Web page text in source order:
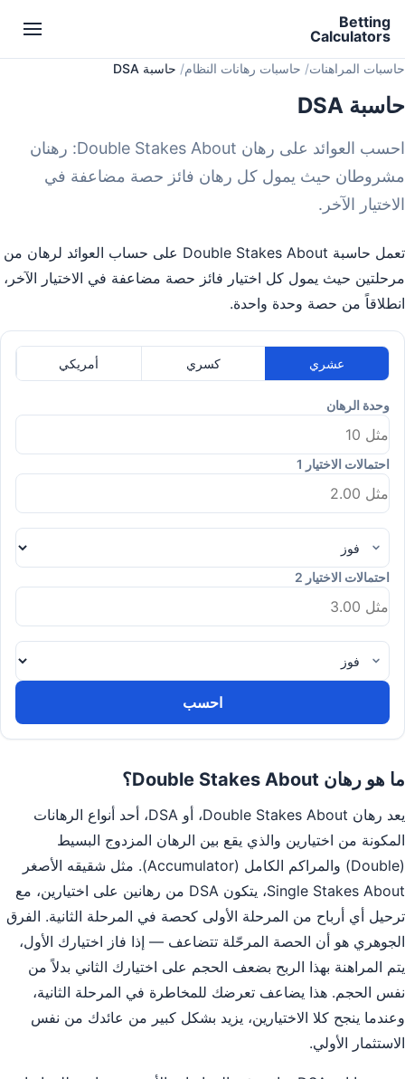
Betting
Calculators
حاسبات المراهنات حاسبات رهانات النظام حاسبة DSA
حاسبة DSA
احسب العوائد على رهان Double Stakes About: رهنان
مشروطان حيث يمول كل رهان فائز حصة مضاعفة في
الاختيار الآخر.
تعمل حاسبة Double Stakes About على حساب العوائد لرهان من
مرحلتين حيث يمول كل اختيار فائز حصة مضاعفة في الاختيار الآخر،
انطلاقاً من حصة وحدة واحدة.
عشري كسري أمريكي
وحدة الرهان
احتمالات الاختيار 1
احتمالات الاختيار 2
احسب
ما هو رهان Double Stakes About؟
يعد رهان Double Stakes About، أو DSA، أحد أنواع الرهانات
المكونة من اختيارين والذي يقع بين الرهان المزدوج البسيط
(Double) والمراكم الكامل (Accumulator). مثل شقيقه الأصغر
Single Stakes About، يتكون DSA من رهانين على اختيارين، مع
ترحيل أي أرباح من المرحلة الأولى كحصة في المرحلة الثانية. الفرق
الجوهري هو أن الحصة المرحّلة تتضاعف — إذا فاز اختيارك الأول،
يتم المراهنة بهذا الربح بضعف الحجم على اختيارك الثاني بدلاً من
نفس الحجم. هذا يضاعف تعرضك للمخاطرة في المرحلة الثانية،
وعندما ينجح كلا الاختيارين، يزيد بشكل كبير من عائدك من نفس
الاستثمار الأولي.